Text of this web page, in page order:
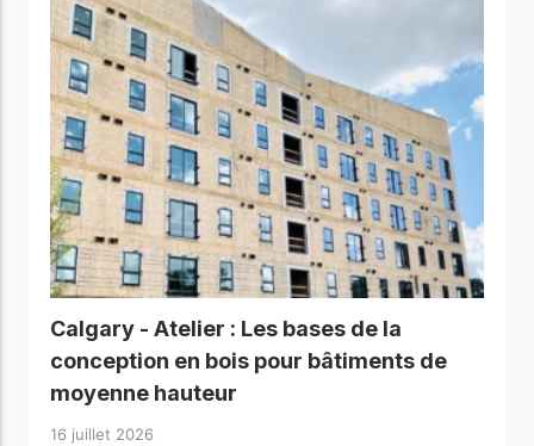
Calgary - Atelier : Les bases de la
conception en bois pour bâtiments de
moyenne hauteur
16 juillet 2026